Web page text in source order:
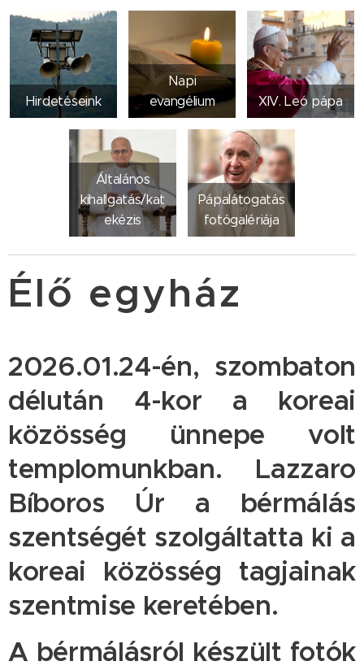
Hirdetéseink
Napi
evangélium
XIV. Leó pápa
Általános
kihallgatás/kat
ekézis
Pápalátogatás
fotógalériája
Élő egyház
2026.01.24-én, szombaton
délután 4-kor a koreai
közösség ünnepe volt
templomunkban. Lazzaro
Bíboros Úr a bérmálás
szentségét szolgáltatta ki a
koreai közösség tagjainak
szentmise keretében.
A bérmálásról készült fotók